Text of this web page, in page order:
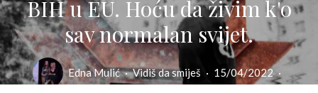
BIH u EU. Hoću da živim k'o
sav normalan svijet.
Edna Mulić · Vidiš da smiješ · 15/04/2022 ·